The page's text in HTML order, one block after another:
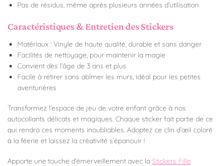
Pas de résidus, même après plusieurs années d’utilisation
Caractéristiques & Entretien des Stickers
Matériaux : Vinyle de haute qualité, durable et sans danger
Facilités de nettoyage, pour maintenir la magie
Convient dès l’âge de 3 ans et plus
Facile à retirer sans abîmer les murs, idéal pour les petites
aventurières
Transformez l’espace de jeu de votre enfant grâce à nos
autocollants délicats et magiques. Chaque sticker fait partie de ce
qui rendra ces moments inoubliables. Adoptez ce clin d’œil coloré
à la féerie et laissez la créativité s’épanouir !
Apporte une touche d’émerveillement avec la Stickers Fille